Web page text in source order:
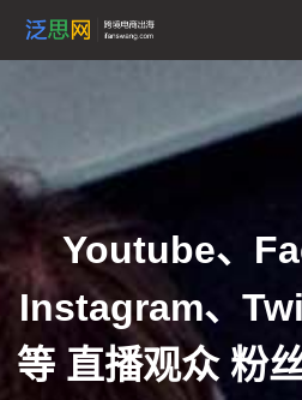
Youtube、
Instagram、
等 直播观众 粉